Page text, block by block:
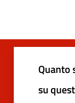
Quanto
su